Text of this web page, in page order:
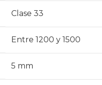
Clase 33
Entre 1200 y 1500
5 mm